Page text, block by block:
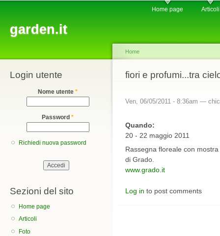
garden.it
Home page Articoli
Login utente
Nome utente *
Password *
Richiedi nuova password
Sezioni del sito
Home page
Articoli
Foto
You are here
Home
fiori e profumi...tra
Ven, 06/05/2011 - 8:36am —
Quando:
20 - 22 maggio 2011
Rassegna floreale con
di Grado.
www.grado.it
Log in to post comments